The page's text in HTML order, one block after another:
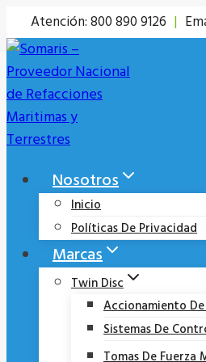
Saltar
al
contenido
Atención: 800 890 9126 |
Nosotros
Inicio
Políticas De Privacidad
Marcas
Twin Disc
Accionamiento
Sistemas De
Tomas De Fuerza